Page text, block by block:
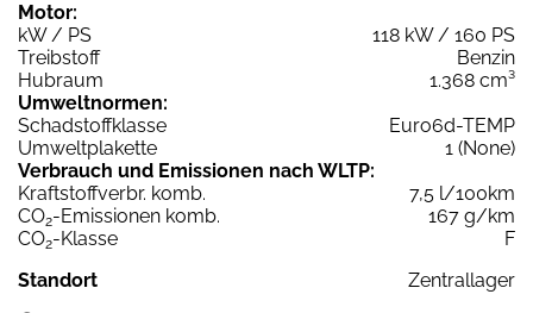
Motor:
kW / PS
118 kW / 160 PS
Treibstoff
Benzin
Hubraum
1.368 cm³
Umweltnormen:
Schadstoffklasse
Euro6d-TEMP
Umweltplakette
1 (None)
Verbrauch und Emissionen nach WLTP:
Kraftstoffverbr. komb.
7,5 l/100km
CO2-Emissionen komb.
167 g/km
CO2-Klasse
F
Standort
Zentrallager